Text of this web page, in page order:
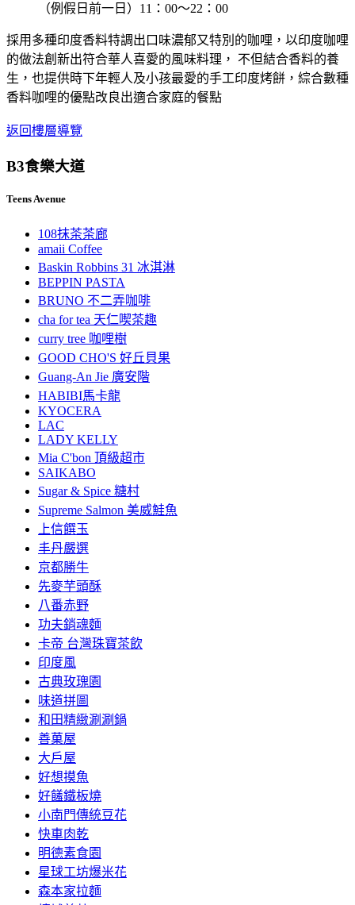
（例假日前一日）11：00～22：00
採用多種印度香料特調出口味濃郁又特別的咖哩，以印度咖哩
的做法創新出符合華人喜愛的風味料理， 不但結合香料的養
生，也提供時下年輕人及小孩最愛的手工印度烤餅，綜合數種
香料咖哩的優點改良出適合家庭的餐點
返回樓層導覽
B3食樂大道
Teens Avenue
108抹茶茶廊
amaii Coffee
Baskin Robbins 31 冰淇淋
BEPPIN PASTA
BRUNO 不二弄咖啡
cha for tea 天仁喫茶趣
curry tree 咖哩樹
GOOD CHO'S 好丘貝果
Guang-An Jie 廣安階
HABIBI馬卡龍
KYOCERA
LAC
LADY KELLY
Mia C'bon 頂級超市
SAIKABO
Sugar & Spice 糖村
Supreme Salmon 美威鮭魚
上信饌玉
丰丹嚴選
京都勝牛
先麥芋頭酥
八番赤野
功夫銷魂麵
卡帝 台灣珠寶茶飲
印度風
古典玫瑰園
味道拼圖
和田精緻涮涮鍋
善菓屋
大戶屋
好想摸魚
好饈鐵板燒
小南門傳統豆花
快車肉乾
明德素食園
星球工坊爆米花
森本家拉麵